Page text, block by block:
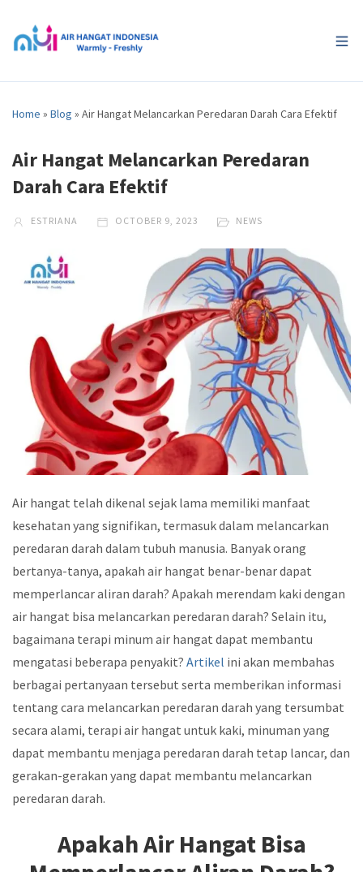
Home » Blog » Air Hangat Melancarkan Peredaran Darah Cara Efektif
Air Hangat Melancarkan Peredaran
Darah Cara Efektif
ESTRIANA OCTOBER 9, 2023 NEWS
Air hangat telah dikenal sejak lama memiliki manfaat
kesehatan yang signifikan, termasuk dalam melancarkan
peredaran darah dalam tubuh manusia. Banyak orang
bertanya-tanya, apakah air hangat benar-benar dapat
memperlancar aliran darah? Apakah merendam kaki dengan
air hangat bisa melancarkan peredaran darah? Selain itu,
bagaimana terapi minum air hangat dapat membantu
mengatasi beberapa penyakit? Artikel ini akan membahas
berbagai pertanyaan tersebut serta memberikan informasi
tentang cara melancarkan peredaran darah yang tersumbat
secara alami, terapi air hangat untuk kaki, minuman yang
dapat membantu menjaga peredaran darah tetap lancar, dan
gerakan-gerakan yang dapat membantu melancarkan
peredaran darah.
Apakah Air Hangat Bisa